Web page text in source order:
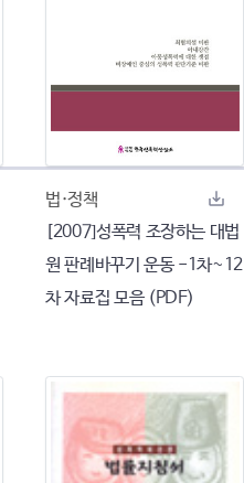
법·정책
[2007]성폭력 조장하는 대법
원 판례바꾸기 운동 -1차~12
차 자료집 모음 (PDF)